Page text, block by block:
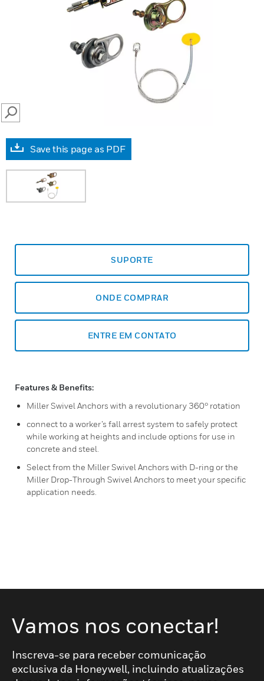
SEARCH
Save this page as PDF
SUPORTE
ONDE COMPRAR
ENTRE EM CONTATO
Features & Benefits:
Miller Swivel Anchors with a revolutionary 360° rotation
connect to a worker’s fall arrest system to safely protect
while working at heights and include options for use in
concrete and steel.
Select from the Miller Swivel Anchors with D-ring or the
Miller Drop-Through Swivel Anchors to meet your specific
application needs.
Vamos nos conectar!
Inscreva-se para receber comunicação
exclusiva da Honeywell, incluindo atualizações